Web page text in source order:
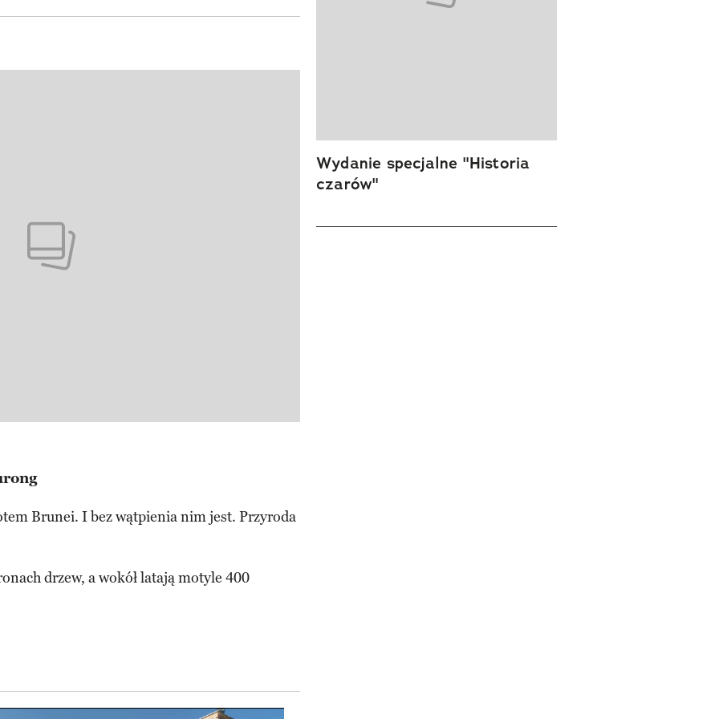
Brunei. I bez wątpienia nim jest. Przyroda
drzew, a wokół latają motyle 400
Wydanie specjalne "Historia
czarów"